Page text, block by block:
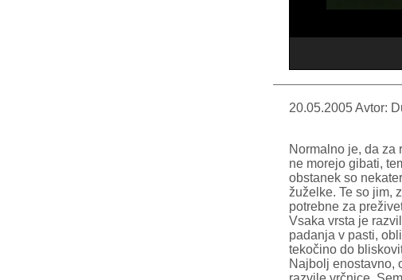
20.05.2005 Avtor:
Normalno je, da za
ne morejo gibati,
obstanek so
žuželke. Te so jim,
potrebne za
Vsaka vrsta je
padanja v pasti,
tekočino do
Najbolj enostavno,